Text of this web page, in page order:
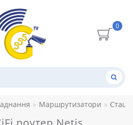
0
Маршрутизатори